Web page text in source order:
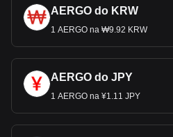
AERGO do KRW
1 AERGO na ₩9.92 KRW
AERGO do JPY
1 AERGO na ¥1.11 JPY